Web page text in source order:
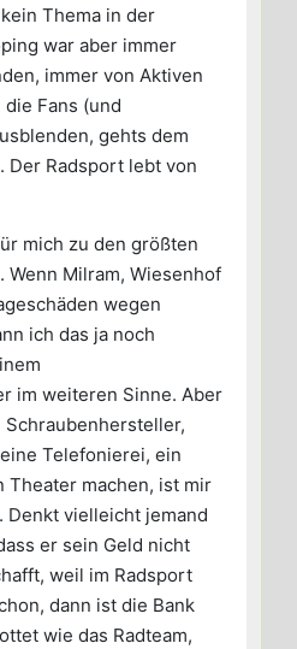
Thema in der
war aber immer
immer von Aktiven
Fans (und
gehts dem
Der Radsport lebt von
mich zu den größten
Wenn Milram, Wiesenhof
wegen
ich das ja noch
im weiteren Sinne. Aber
Telefonierei, ein
Theater machen, ist mir
vielleicht jemand
er sein Geld nicht
weil im Radsport
dann ist die Bank
wie das Radteam,